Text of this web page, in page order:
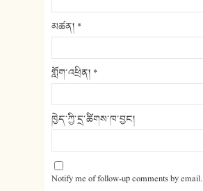
མཚན། *
གློག་འཕྲིན། *
ཁྱེད་ཀྱི་དྲ་ཚིགས་ཁ་བྱང།
Notify me of follow-up comments by email.